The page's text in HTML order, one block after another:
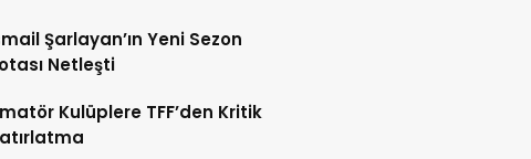
Şarlayan’ın Yeni Sezon
Netleşti
Kulüplere TFF’den Kritik